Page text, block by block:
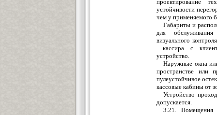
проектирование
устойчивости
чем у применяемого
Габариты и
для
визуального
кассира с клие
устройство.
Наружные окна
пространстве или
пулеустойчивое
кассовые кабины от з
Устройство
допускается.
3.21. Помещения